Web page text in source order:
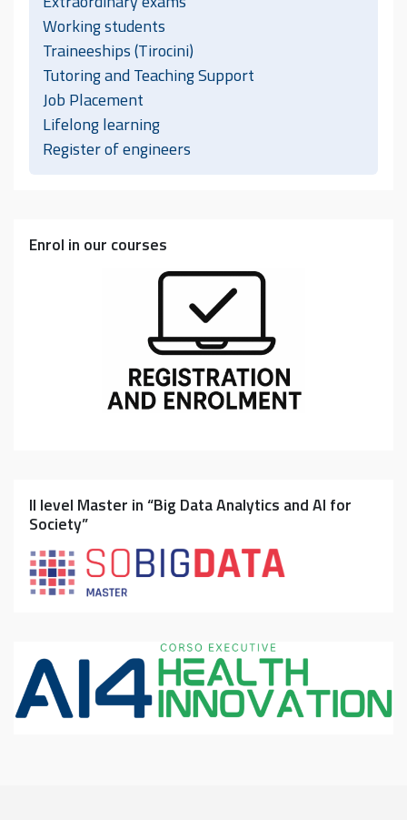
Working students
Traineeships (Tirocini)
Tutoring and Teaching Support
Job Placement
Lifelong learning
Register of engineers
Enrol in our courses
II level Master in “Big Data Analytics and AI for
Society”